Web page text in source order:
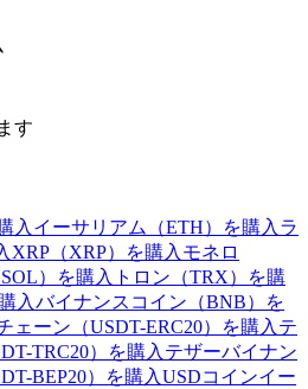
す
入 イーサリアム（ETH）を購入 ラ
XRP（XRP）を購入 モネロ
）を購入 トロン（TRX）を購
入バイナンスコイン（BNB）を
ェーン（USDT-ERC20）を購入 テ
TRC20）を購入 テザーバイナン
BEP20）を購入USDコインイー